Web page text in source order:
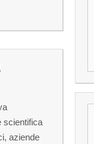
scientifica
aziende